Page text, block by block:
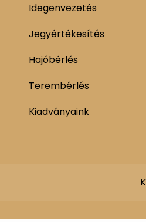
Idegenvezetés
Jegyértékesítés
Hajóbérlés
Terembérlés
Kiadványaink